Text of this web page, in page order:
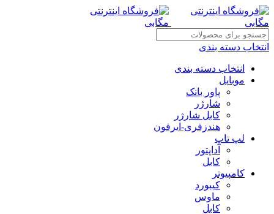
انتخاب دسته بندی
انتخاب دسته بندی
موبایل
پاور بانک
شارژر
کابل شارژر
هندزفری-ایرفون
لپ تاپ
آداپتور
کابل
کامپیوتر
کیبورد
ماوس
کابل